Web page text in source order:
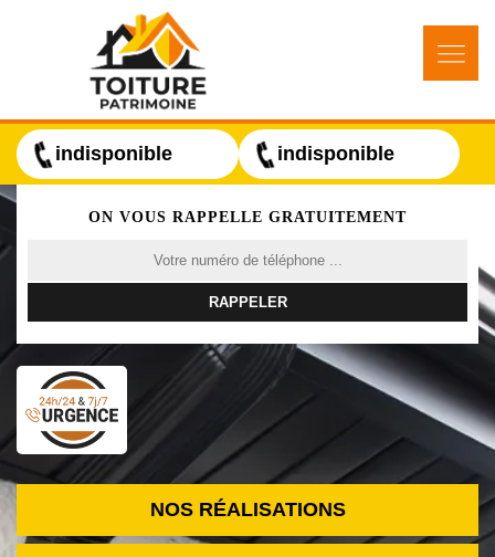
indisponible indisponible
ON VOUS RAPPELLE GRATUITEMENT
NOS RÉALISATIONS